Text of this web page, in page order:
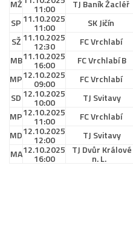
Rozpis zápasů
Realizační tým
Mladší přípravka
Zápasy
Realizační tým
Fotbalová školka
Kontakty
Vzkazy
MŽ
11:00 TJ Baník Žacléř
SP 11.10.2025
11:00 SK Jičín
SŽ 11.10.2025
12:30 FC Vrchlabí
MB11.10.2025
16:00 FC Vrchlabí B
MP12.10.2025
09:00 FC Vrchlabí
SD 12.10.2025
10:00 TJ Svitavy
MP12.10.2025
11:00 FC Vrchlabí
MD12.10.2025
12:00 TJ Svitavy
MA12.10.2025
16:00
TJ Dvůr Králové
n. L.